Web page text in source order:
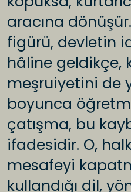
aracına
figürü, devletin
hâline geldikçe,
meşruiyetini de
boyunca
çatışma, bu
ifadesidir. O,
mesafeyi
kullandığı dil,